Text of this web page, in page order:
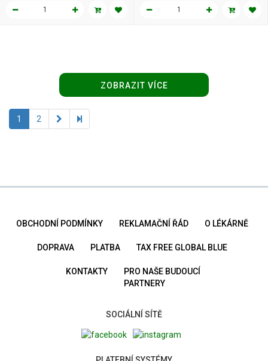
ZOBRAZIT VÍCE
1 2
OBCHODNÍ PODMÍNKY REKLAMAČNÍ ŘÁD O LÉKÁRNĚ
DOPRAVA PLATBA TAX FREE GLOBAL BLUE
KONTAKTY
PRO NAŠE BUDOUCÍ
PARTNERY
SOCIÁLNÍ SÍTĚ